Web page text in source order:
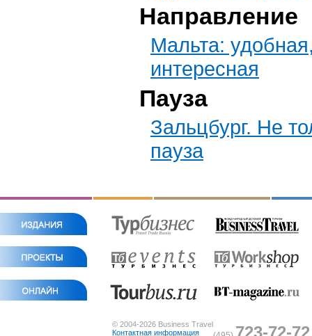
Направление
Мальта:
интересная
Пауза
Зальцбург. Не
пауза
© 2004-2026 Business Travel
Контактная информация
723-72-72